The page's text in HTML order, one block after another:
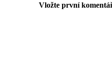
Vložte první